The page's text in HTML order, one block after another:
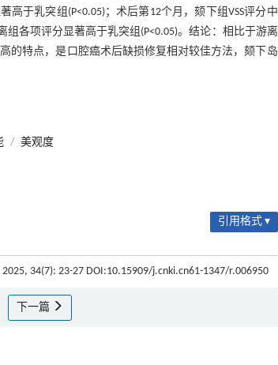
于乳突组(P<0.05)；术后第12个月，颏下组VSS评分中
各项评分显著高于乳突组(P<0.05)。结论：相比于游离
的特点，是口腔癌术后缺损修复相对较佳方法，颏下岛
/ 美观度
引用格式 ▾
2025, 34(7): 23-27 DOI:10.15909/j.cnki.cn61-1347/r.006950
下一篇